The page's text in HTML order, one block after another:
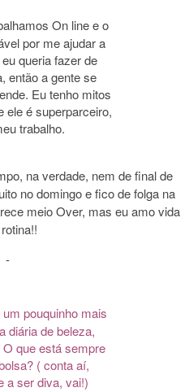
On line e o
por me ajudar a
queria fazer de
então a gente se
Eu tenho mitos
ele é superparceiro,
trabalho.
na verdade, nem de final de
no domingo e fico de folga na
meio Over, mas eu amo vida
-
pouquinho mais
diária de beleza,
que está sempre
( conta aí,
a ser diva, vai!)